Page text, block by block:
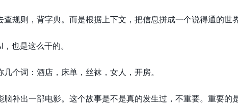
规则，背字典。而是根据上下文，把信息拼成一个说得通的世界
也是这么干的。
个词：酒店，床单，丝袜，女人，开房。
补出一部电影。这个故事是不是真的发生过，不重要。重要的